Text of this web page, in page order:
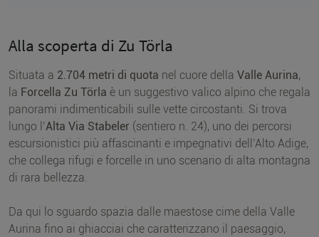
Alla scoperta di Zu Törla
Situata a 2.704 metri di quota nel cuore della Valle Aurina,
la Forcella Zu Törla è un suggestivo valico alpino che regala
panorami indimenticabili sulle vette circostanti. Si trova
lungo l’Alta Via Stabeler (sentiero n. 24), uno dei percorsi
escursionistici più affascinanti e impegnativi dell’Alto Adige,
che collega rifugi e forcelle in uno scenario di alta montagna
di rara bellezza.
Da qui lo sguardo spazia dalle maestose cime della Valle
Aurina fino ai ghiacciai che caratterizzano il paesaggio,